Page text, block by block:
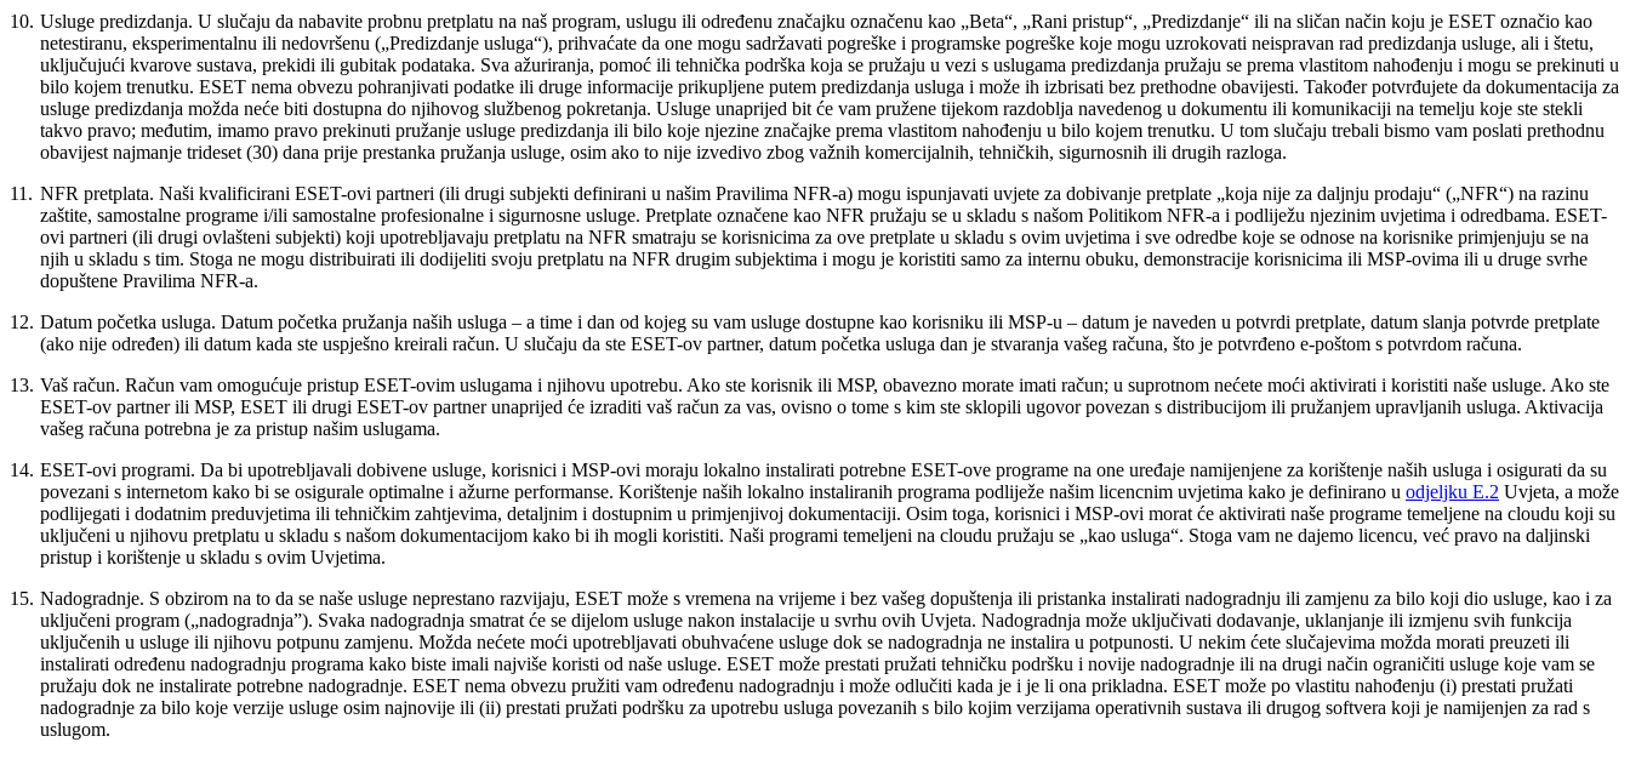
10. Usluge predizdanja. U slučaju da nabavite probnu pretplatu na naš program, uslugu ili određenu značajku označenu kao „Beta“, „Rani pristup“, „Predizdanje“ ili na sličan način koju je ESET označio kao
netestiranu, eksperimentalnu ili nedovršenu („Predizdanje usluga“), prihvaćate da one mogu sadržavati pogreške i programske pogreške koje mogu uzrokovati neispravan rad predizdanja usluge, ali i štetu,
uključujući kvarove sustava, prekidi ili gubitak podataka. Sva ažuriranja, pomoć ili tehnička podrška koja se pružaju u vezi s uslugama predizdanja pružaju se prema vlastitom nahođenju i mogu se prekinuti u
bilo kojem trenutku. ESET nema obvezu pohranjivati podatke ili druge informacije prikupljene putem predizdanja usluga i može ih izbrisati bez prethodne obavijesti. Također potvrđujete da dokumentacija za
usluge predizdanja možda neće biti dostupna do njihovog službenog pokretanja. Usluge unaprijed bit će vam pružene tijekom razdoblja navedenog u dokumentu ili komunikaciji na temelju koje ste stekli
takvo pravo; međutim, imamo pravo prekinuti pružanje usluge predizdanja ili bilo koje njezine značajke prema vlastitom nahođenju u bilo kojem trenutku. U tom slučaju trebali bismo vam poslati prethodnu
obavijest najmanje trideset (30) dana prije prestanka pružanja usluge, osim ako to nije izvedivo zbog važnih komercijalnih, tehničkih, sigurnosnih ili drugih razloga.
11. NFR pretplata. Naši kvalificirani ESET-ovi partneri (ili drugi subjekti definirani u našim Pravilima NFR-a) mogu ispunjavati uvjete za dobivanje pretplate „koja nije za daljnju prodaju“ („NFR“) na razinu
zaštite, samostalne programe i/ili samostalne profesionalne i sigurnosne usluge. Pretplate označene kao NFR pružaju se u skladu s našom Politikom NFR-a i podliježu njezinim uvjetima i odredbama. ESET-
ovi partneri (ili drugi ovlašteni subjekti) koji upotrebljavaju pretplatu na NFR smatraju se korisnicima za ove pretplate u skladu s ovim uvjetima i sve odredbe koje se odnose na korisnike primjenjuju se na
njih u skladu s tim. Stoga ne mogu distribuirati ili dodijeliti svoju pretplatu na NFR drugim subjektima i mogu je koristiti samo za internu obuku, demonstracije korisnicima ili MSP-ovima ili u druge svrhe
dopuštene Pravilima NFR-a.
12. Datum početka usluga. Datum početka pružanja naših usluga – a time i dan od kojeg su vam usluge dostupne kao korisniku ili MSP-u – datum je naveden u potvrdi pretplate, datum slanja potvrde pretplate
(ako nije određen) ili datum kada ste uspješno kreirali račun. U slučaju da ste ESET-ov partner, datum početka usluga dan je stvaranja vašeg računa, što je potvrđeno e-poštom s potvrdom računa.
13. Vaš račun. Račun vam omogućuje pristup ESET-ovim uslugama i njihovu upotrebu. Ako ste korisnik ili MSP, obavezno morate imati račun; u suprotnom nećete moći aktivirati i koristiti naše usluge. Ako ste
ESET-ov partner ili MSP, ESET ili drugi ESET-ov partner unaprijed će izraditi vaš račun za vas, ovisno o tome s kim ste sklopili ugovor povezan s distribucijom ili pružanjem upravljanih usluga. Aktivacija
vašeg računa potrebna je za pristup našim uslugama.
14. ESET-ovi programi. Da bi upotrebljavali dobivene usluge, korisnici i MSP-ovi moraju lokalno instalirati potrebne ESET-ove programe na one uređaje namijenjene za korištenje naših usluga i osigurati da su
povezani s internetom kako bi se osigurale optimalne i ažurne performanse. Korištenje naših lokalno instaliranih programa podliježe našim licencnim uvjetima kako je definirano u odjeljku E.2 Uvjeta, a može
podlijegati i dodatnim preduvjetima ili tehničkim zahtjevima, detaljnim i dostupnim u primjenjivoj dokumentaciji. Osim toga, korisnici i MSP-ovi morat će aktivirati naše programe temeljene na cloudu koji su
uključeni u njihovu pretplatu u skladu s našom dokumentacijom kako bi ih mogli koristiti. Naši programi temeljeni na cloudu pružaju se „kao usluga“. Stoga vam ne dajemo licencu, već pravo na daljinski
pristup i korištenje u skladu s ovim Uvjetima.
15. Nadogradnje. S obzirom na to da se naše usluge neprestano razvijaju, ESET može s vremena na vrijeme i bez vašeg dopuštenja ili pristanka instalirati nadogradnju ili zamjenu za bilo koji dio usluge, kao i za
uključeni program („nadogradnja”). Svaka nadogradnja smatrat će se dijelom usluge nakon instalacije u svrhu ovih Uvjeta. Nadogradnja može uključivati dodavanje, uklanjanje ili izmjenu svih funkcija
uključenih u usluge ili njihovu potpunu zamjenu. Možda nećete moći upotrebljavati obuhvaćene usluge dok se nadogradnja ne instalira u potpunosti. U nekim ćete slučajevima možda morati preuzeti ili
instalirati određenu nadogradnju programa kako biste imali najviše koristi od naše usluge. ESET može prestati pružati tehničku podršku i novije nadogradnje ili na drugi način ograničiti usluge koje vam se
pružaju dok ne instalirate potrebne nadogradnje. ESET nema obvezu pružiti vam određenu nadogradnju i može odlučiti kada je i je li ona prikladna. ESET može po vlastitu nahođenju (i) prestati pružati
nadogradnje za bilo koje verzije usluge osim najnovije ili (ii) prestati pružati podršku za upotrebu usluga povezanih s bilo kojim verzijama operativnih sustava ili drugog softvera koji je namijenjen za rad s
uslugom.